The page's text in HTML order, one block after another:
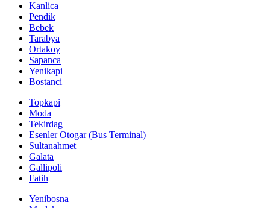
Kanlica
Pendik
Bebek
Tarabya
Ortakoy
Sapanca
Yenikapi
Bostanci
Topkapi
Moda
Tekirdag
Esenler Otogar (Bus Terminal)
Sultanahmet
Galata
Gallipoli
Fatih
Yenibosna